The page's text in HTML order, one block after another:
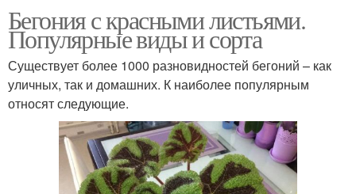
Бегония с красными листьями.
Популярные виды и сорта
Существует более 1000 разновидностей бегоний – как
уличных, так и домашних. К наиболее популярным
относят следующие.